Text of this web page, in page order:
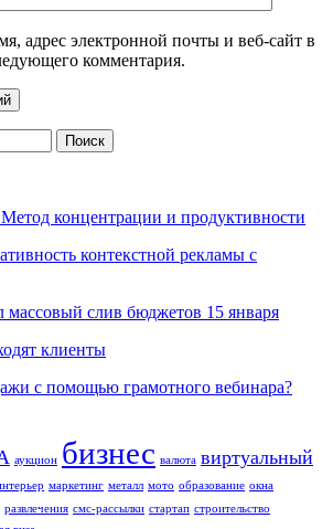
адрес электронной почты и веб-сайт в
комментария.
концентрации и продуктивности
контекстной рекламы с
массовый слив бюджетов 15 января
клиенты
с помощью грамотного вебинара?
аукцион бизнес валюта виртуальный
маркетинг металл мото образование окна
развлечения смс-рассылки стартап строительство